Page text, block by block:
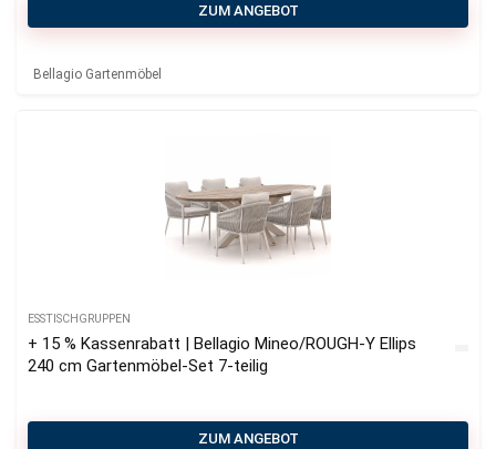
ZUM ANGEBOT
Bellagio Gartenmöbel
ESSTISCHGRUPPEN
+ 15 % Kassenrabatt | Bellagio Mineo/ROUGH-Y Ellips
240 cm Gartenmöbel-Set 7-teilig
ZUM ANGEBOT